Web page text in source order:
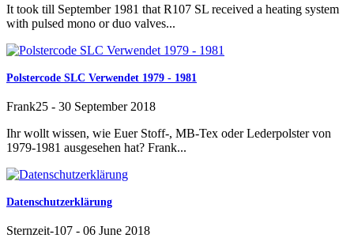
It took till September 1981 that R107 SL received a heating system
with pulsed mono or duo valves...
Polstercode SLC Verwendet 1979 - 1981
Frank25 - 30 September 2018
Ihr wollt wissen, wie Euer Stoff-, MB-Tex oder Lederpolster von
1979-1981 ausgesehen hat? Frank...
Datenschutzerklärung
Sternzeit-107 - 06 June 2018